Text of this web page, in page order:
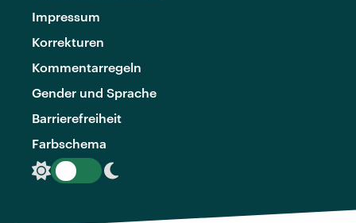
Impressum
Korrekturen
Kommentarregeln
Gender und Sprache
Barrierefreiheit
Farbschema